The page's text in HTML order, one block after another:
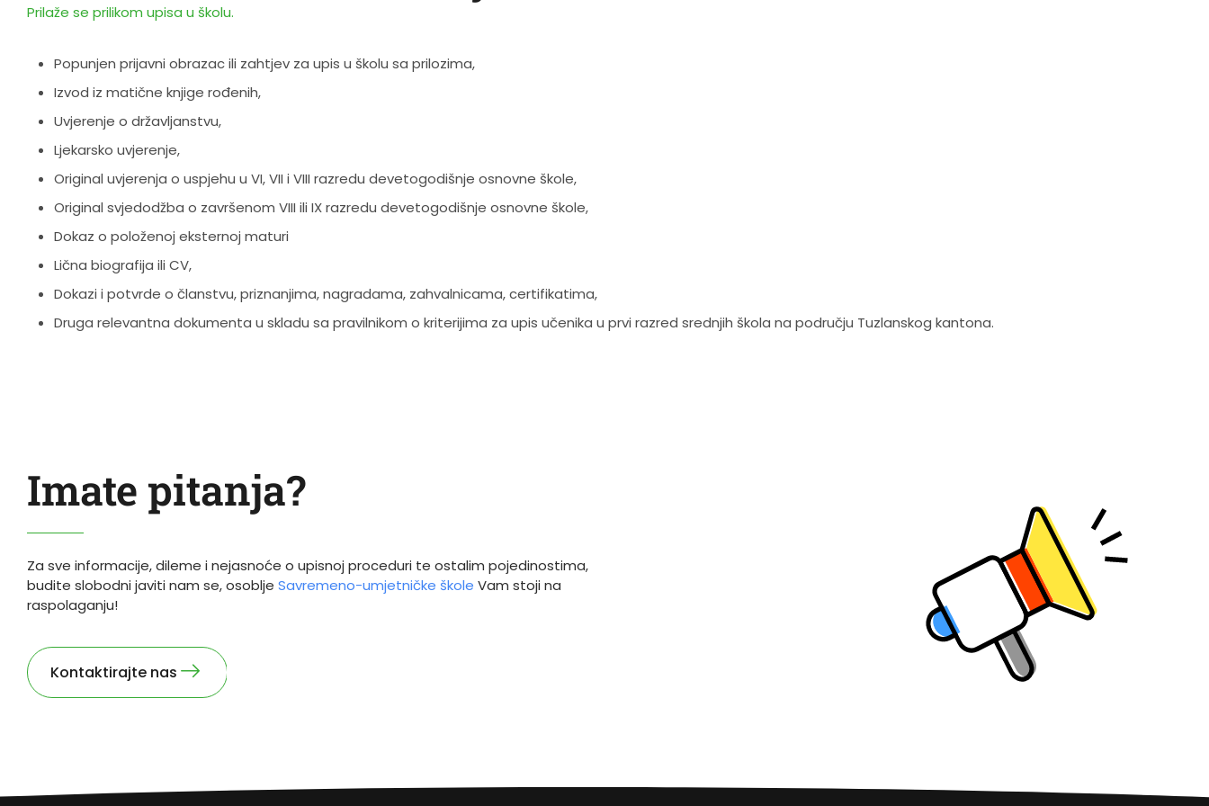
Prilaže se prilikom upisa u školu.
Popunjen prijavni obrazac ili zahtjev za upis u školu sa prilozima,
Izvod iz matične knjige rođenih,
Uvjerenje o državljanstvu,
Ljekarsko uvjerenje,
Original uvjerenja o uspjehu u VI, VII i VIII razredu devetogodišnje osnovne škole,
Original svjedodžba o završenom VIII ili IX razredu devetogodišnje osnovne škole,
Dokaz o položenoj eksternoj maturi
Lična biografija ili CV,
Dokazi i potvrde o članstvu, priznanjima, nagradama, zahvalnicama, certifikatima,
Druga relevantna dokumenta u skladu sa pravilnikom o kriterijima za upis učenika u prvi razred srednjih škola na području Tuzlanskog kantona.
Imate pitanja?
Za sve informacije, dileme i nejasnoće o upisnoj proceduri te ostalim pojedinostima,
budite slobodni javiti nam se, osoblje Savremeno-umjetničke škole Vam stoji na
raspolaganju!
Kontaktirajte nas